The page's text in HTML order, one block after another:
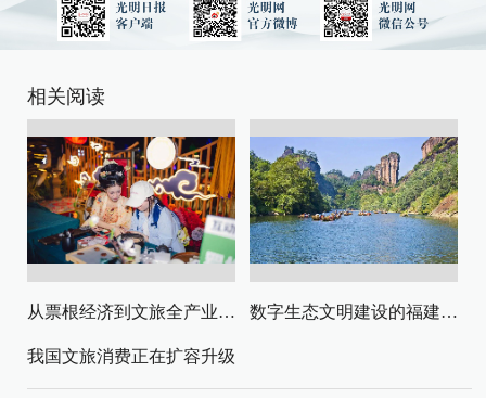
相关阅读
从票根经济到文旅全产业链升级 数字生态文明建设的福建路径与启示
我国文旅消费正在扩容升级